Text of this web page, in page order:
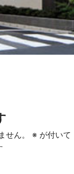
ん。 ※ が付いて